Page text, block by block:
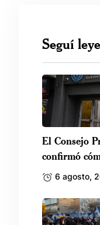
Seguí
El Consejo
confirmó
6 agosto,